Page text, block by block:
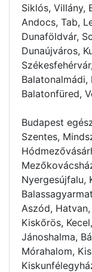
Siklós, Villány,
Andocs, Tab,
Dunaföldvár,
Dunaújváros,
Balatonfüred,
Budapest
Szentes,
Nyergesújfalu,
Aszód,
Kiskőrös,
Jánoshalma,
Mórahalom,